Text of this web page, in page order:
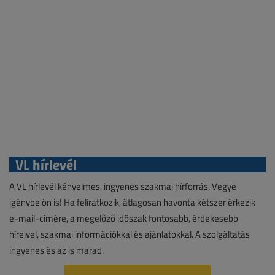
VL hírlevél
A VL hírlevél kényelmes, ingyenes szakmai hírforrás. Vegye
igénybe ön is! Ha feliratkozik, átlagosan havonta kétszer érkezik
e-mail-címére, a megelőző időszak fontosabb, érdekesebb
híreivel, szakmai információkkal és ajánlatokkal. A szolgáltatás
ingyenes és az is marad.